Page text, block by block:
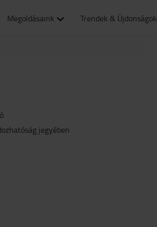
Megoldásaink Trendek & Újdonságok
jegyében